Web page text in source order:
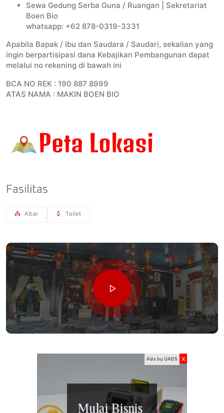
Sewa Gedung Serba Guna / Ruangan | Sekretariat
Boen Bio
whatsapp: +62 878-0319-3331
Apabila Bapak / Ibu dan Saudara / Saudari, sekalian yang
ingin berpartisipasi dana Kebajikan Pembangunan dapat
melalui no rekening di bawah ini
BCA NO REK : 190 887 8999
ATAS NAMA : MAKIN BOEN BIO
Fasilitas
Altar Toilet
Ads by UADS x